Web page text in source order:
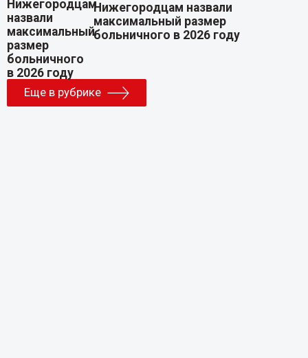
Нижегородцам назвали
максимальный размер
больничного в 2026 году
Еще в рубрике